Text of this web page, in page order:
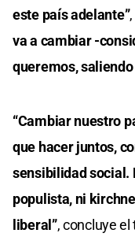
este país adelante”
va a cambiar -
queremos,
“Cambiar nuestro
que hacer juntos,
sensibilidad social.
populista, ni
liberal”, concluye el